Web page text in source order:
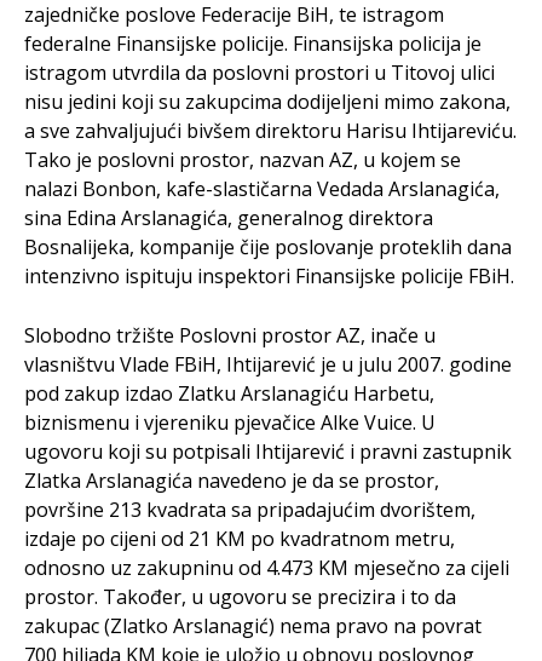
zajedničke poslove Federacije BiH, te istragom
federalne Finansijske policije. Finansijska policija je
istragom utvrdila da poslovni prostori u Titovoj ulici
nisu jedini koji su zakupcima dodijeljeni mimo zakona,
a sve zahvaljujući bivšem direktoru Harisu Ihtijareviću.
Tako je poslovni prostor, nazvan AZ, u kojem se
nalazi Bonbon, kafe-slastičarna Vedada Arslanagića,
sina Edina Arslanagića, generalnog direktora
Bosnalijeka, kompanije čije poslovanje proteklih dana
intenzivno ispituju inspektori Finansijske policije FBiH.
Slobodno tržište Poslovni prostor AZ, inače u
vlasništvu Vlade FBiH, Ihtijarević je u julu 2007. godine
pod zakup izdao Zlatku Arslanagiću Harbetu,
biznismenu i vjereniku pjevačice Alke Vuice. U
ugovoru koji su potpisali Ihtijarević i pravni zastupnik
Zlatka Arslanagića navedeno je da se prostor,
površine 213 kvadrata sa pripadajućim dvorištem,
izdaje po cijeni od 21 KM po kvadratnom metru,
odnosno uz zakupninu od 4.473 KM mjesečno za cijeli
prostor. Također, u ugovoru se precizira i to da
zakupac (Zlatko Arslanagić) nema pravo na povrat
700 hiljada KM koje je uložio u obnovu poslovnog